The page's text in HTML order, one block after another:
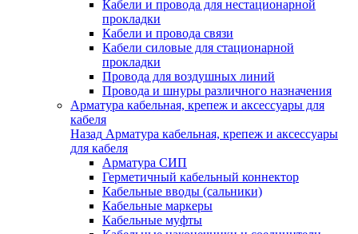
Кабели и провода для нестационарной
прокладки
Кабели и провода связи
Кабели силовые для стационарной
прокладки
Провода для воздушных линий
Провода и шнуры различного назначения
Арматура кабельная, крепеж и аксессуары для
кабеля
Назад Арматура кабельная, крепеж и аксессуары
для кабеля
Арматура СИП
Герметичный кабельный коннектор
Кабельные вводы (сальники)
Кабельные маркеры
Кабельные муфты